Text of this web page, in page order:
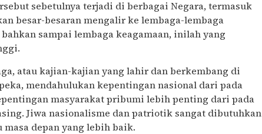
sebetulnya terjadi di berbagai Negara, termasuk
besar-besaran mengalir ke lembaga-lembaga
sampai lembaga keagamaan, inilah yang
atau kajian-kajian yang lahir dan berkembang di
mendahulukan kepentingan nasional dari pada
masyarakat pribumi lebih penting dari pada
Jiwa nasionalisme dan patriotik sangat dibutuhkan
depan yang lebih baik.